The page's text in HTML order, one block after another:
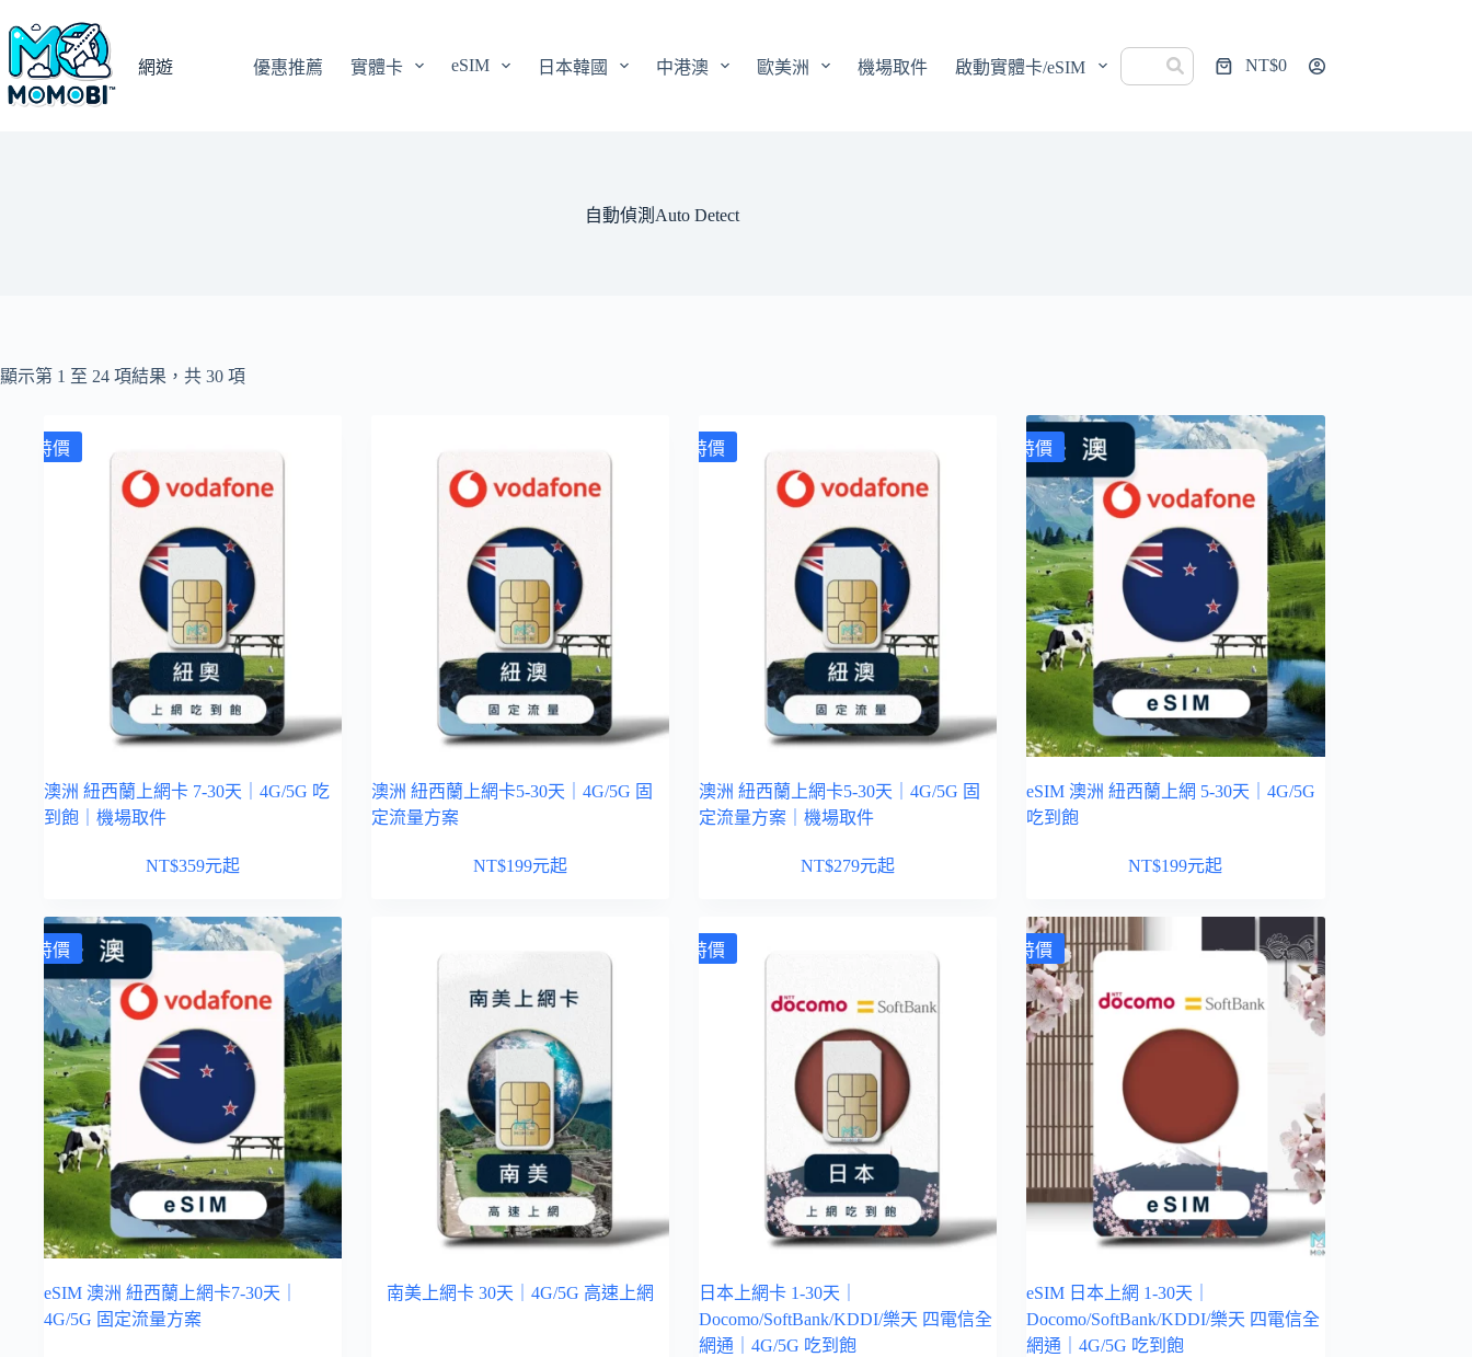
至
要
網遊 優惠推薦 實體卡 eSIM 日本韓國 中港澳 歐美洲 機場取件 啟動實體卡/eSIM
購
NT$0
自動偵測Auto Detect
顯示第 1 至 24 項結果，共 30 項
特價
澳洲 紐西蘭上網卡 7-30天｜4G/5G 吃
到飽｜機場取件
NT$359元起
澳洲 紐西蘭上網卡5-30天｜4G/5G 固
定流量方案
NT$199元起
特價
澳洲 紐西蘭上網卡5-30天｜4G/5G 固
定流量方案｜機場取件
NT$279元起
特價
eSIM 澳洲 紐西蘭上網 5-30天｜4G/5G
吃到飽
NT$199元起
特價
eSIM 澳洲 紐西蘭上網卡7-30天｜
4G/5G 固定流量方案
南美上網卡 30天｜4G/5G 高速上網
特價
日本上網卡 1-30天｜
Docomo/SoftBank/KDDI/樂天 四電信全
網通｜4G/5G 吃到飽
特價
eSIM 日本上網 1-30天｜
Docomo/SoftBank/KDDI/樂天 四電信全
網通｜4G/5G 吃到飽